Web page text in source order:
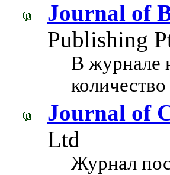
Journal of
Publishing
В журнале
Journal of
Ltd
Журнал